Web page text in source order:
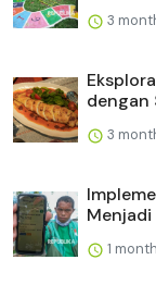
3
dengan
3
Menjadi
1